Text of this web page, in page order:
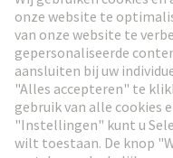
Ga naar registratie
Social Media